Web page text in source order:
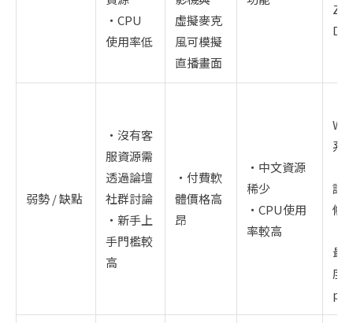
・CPU
使用率低
虛擬麥克
風可模擬
直播畫面
弱勢 / 缺點
・沒有客
服資源需
透過論壇
社群討論
・新手上
手門檻較
高
・付費軟
體價格高
昂
・中文資源
稀少
・CPU使用
率較高
系
設
條
最
度
p